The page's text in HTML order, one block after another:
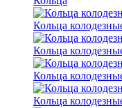
Кольца
Кольца
Кольца
Кольца